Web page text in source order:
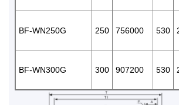
BF-WN250G 250 756000 530
BF-WN300G 300 907200 530